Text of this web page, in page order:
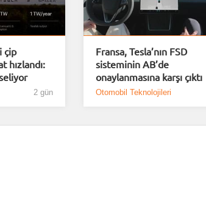
çip
hızlandı:
2 gün
Fransa, Tesla’nın FSD
sisteminin AB’de
onaylanmasına karşı çıktı
Otomobil Teknolojileri